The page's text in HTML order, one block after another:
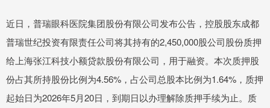
近日，普瑞眼科医院集团股份有限公司发布公告，控股股东成都
普瑞世纪投资有限责任公司将其持有的2,450,000股公司股份质押
给上海张江科技小额贷款股份有限公司，用于融资。本次质押股
份占其所持股份比例为4.56%，占公司总股本比例为1.64%，质押
起始日为2026年5月20日，到期日以办理解除质押手续为止。质